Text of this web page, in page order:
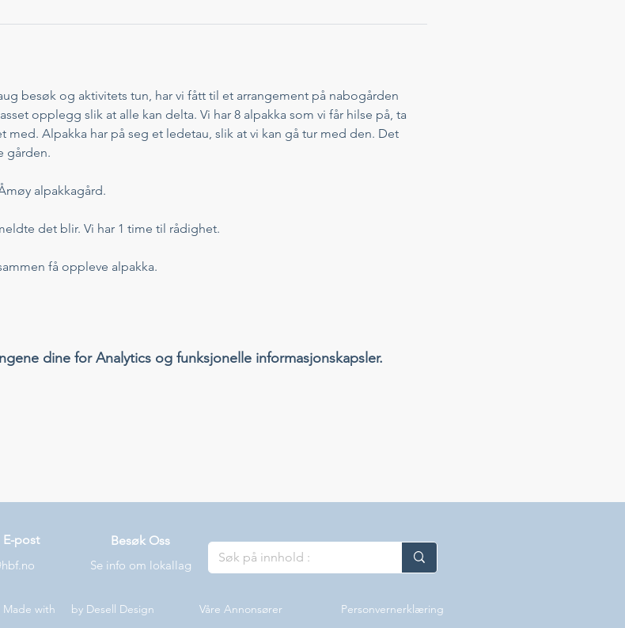
besøk og aktivitets tun, har vi fått til et arrangement på nabogården
opplegg slik at alle kan delta. Vi har 8 alpakka som vi får hilse på, ta
Alpakka har på seg et ledetau, slik at vi kan gå tur med den. Det
gården.
alpakkagård.
det blir. Vi har 1 time til rådighet.
få oppleve alpakka.
dine for Analytics og funksjonelle informasjonskapsler.
E-post
Besøk Oss
Se info om lokallag
- Made with by Desell Design Våre Annonsører Personvernerklæring